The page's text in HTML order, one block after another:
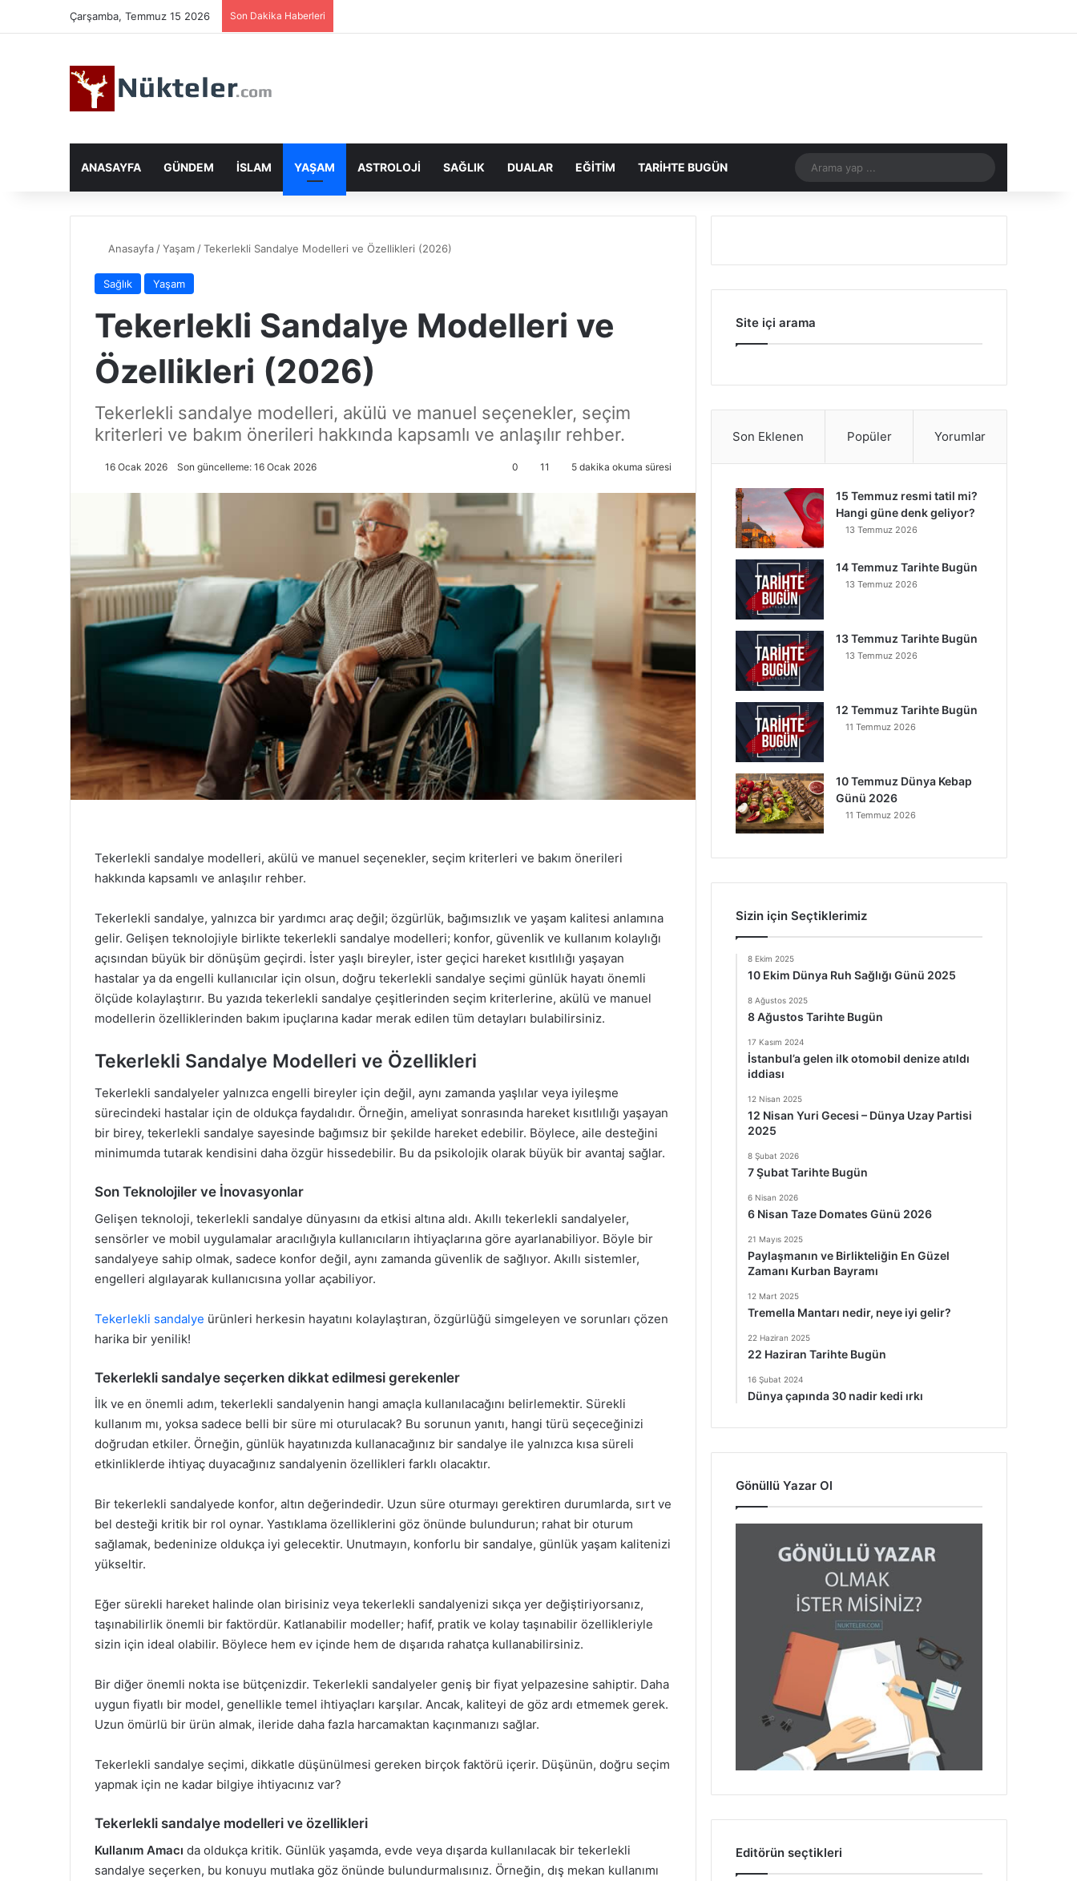
Çarşamba, Temmuz 15 2026 Son Dakika Haberleri
ANASAYFA GÜNDEM İSLAM YAŞAM ASTROLOJI SAĞLIK DUALAR EĞITIM TARIHTE BUGÜN
yap
Anasayfa /Yaşam /Tekerlekli Sandalye Modelleri ve Özellikleri (2026)
Sağlık Yaşam
Tekerlekli Sandalye Modelleri ve
Özellikleri (2026)
Tekerlekli sandalye modelleri, akülü ve manuel seçenekler, seçim
kriterleri ve bakım önerileri hakkında kapsamlı ve anlaşılır rehber.
16 Ocak 2026 Son güncelleme: 16 Ocak 2026 0 11 5 dakika okuma süresi
Tekerlekli sandalye modelleri, akülü ve manuel seçenekler, seçim kriterleri ve bakım önerileri
hakkında kapsamlı ve anlaşılır rehber.
Tekerlekli sandalye, yalnızca bir yardımcı araç değil; özgürlük, bağımsızlık ve yaşam kalitesi anlamına
gelir. Gelişen teknolojiyle birlikte tekerlekli sandalye modelleri; konfor, güvenlik ve kullanım kolaylığı
açısından büyük bir dönüşüm geçirdi. İster yaşlı bireyler, ister geçici hareket kısıtlılığı yaşayan
hastalar ya da engelli kullanıcılar için olsun, doğru tekerlekli sandalye seçimi günlük hayatı önemli
ölçüde kolaylaştırır. Bu yazıda tekerlekli sandalye çeşitlerinden seçim kriterlerine, akülü ve manuel
modellerin özelliklerinden bakım ipuçlarına kadar merak edilen tüm detayları bulabilirsiniz.
Tekerlekli Sandalye Modelleri ve Özellikleri
Tekerlekli sandalyeler yalnızca engelli bireyler için değil, aynı zamanda yaşlılar veya iyileşme
sürecindeki hastalar için de oldukça faydalıdır. Örneğin, ameliyat sonrasında hareket kısıtlılığı yaşayan
bir birey, tekerlekli sandalye sayesinde bağımsız bir şekilde hareket edebilir. Böylece, aile desteğini
minimumda tutarak kendisini daha özgür hissedebilir. Bu da psikolojik olarak büyük bir avantaj sağlar.
Son Teknolojiler ve İnovasyonlar
Gelişen teknoloji, tekerlekli sandalye dünyasını da etkisi altına aldı. Akıllı tekerlekli sandalyeler,
sensörler ve mobil uygulamalar aracılığıyla kullanıcıların ihtiyaçlarına göre ayarlanabiliyor. Böyle bir
sandalyeye sahip olmak, sadece konfor değil, aynı zamanda güvenlik de sağlıyor. Akıllı sistemler,
engelleri algılayarak kullanıcısına yollar açabiliyor.
Tekerlekli sandalye ürünleri herkesin hayatını kolaylaştıran, özgürlüğü simgeleyen ve sorunları çözen
harika bir yenilik!
Tekerlekli sandalye seçerken dikkat edilmesi gerekenler
İlk ve en önemli adım, tekerlekli sandalyenin hangi amaçla kullanılacağını belirlemektir. Sürekli
kullanım mı, yoksa sadece belli bir süre mi oturulacak? Bu sorunun yanıtı, hangi türü seçeceğinizi
doğrudan etkiler. Örneğin, günlük hayatınızda kullanacağınız bir sandalye ile yalnızca kısa süreli
etkinliklerde ihtiyaç duyacağınız sandalyenin özellikleri farklı olacaktır.
Bir tekerlekli sandalyede konfor, altın değerindedir. Uzun süre oturmayı gerektiren durumlarda, sırt ve
bel desteği kritik bir rol oynar. Yastıklama özelliklerini göz önünde bulundurun; rahat bir oturum
sağlamak, bedeninize oldukça iyi gelecektir. Unutmayın, konforlu bir sandalye, günlük yaşam kalitenizi
yükseltir.
Eğer sürekli hareket halinde olan birisiniz veya tekerlekli sandalyenizi sıkça yer değiştiriyorsanız,
taşınabilirlik önemli bir faktördür. Katlanabilir modeller; hafif, pratik ve kolay taşınabilir özellikleriyle
sizin için ideal olabilir. Böylece hem ev içinde hem de dışarıda rahatça kullanabilirsiniz.
Bir diğer önemli nokta ise bütçenizdir. Tekerlekli sandalyeler geniş bir fiyat yelpazesine sahiptir. Daha
uygun fiyatlı bir model, genellikle temel ihtiyaçları karşılar. Ancak, kaliteyi de göz ardı etmemek gerek.
Uzun ömürlü bir ürün almak, ileride daha fazla harcamaktan kaçınmanızı sağlar.
Tekerlekli sandalye seçimi, dikkatle düşünülmesi gereken birçok faktörü içerir. Düşünün, doğru seçim
yapmak için ne kadar bilgiye ihtiyacınız var?
Tekerlekli sandalye modelleri ve özellikleri
Kullanım Amacı da oldukça kritik. Günlük yaşamda, evde veya dışarda kullanılacak bir tekerlekli
sandalye seçerken, bu konuyu mutlaka göz önünde bulundurmalısınız. Örneğin, dış mekan kullanımı
Site içi arama
Son Eklenen Popüler Yorumlar
15 Temmuz resmi tatil mi?
Hangi güne denk geliyor?
13 Temmuz 2026
14 Temmuz Tarihte Bugün
13 Temmuz 2026
13 Temmuz Tarihte Bugün
13 Temmuz 2026
12 Temmuz Tarihte Bugün
11 Temmuz 2026
10 Temmuz Dünya Kebap
Günü 2026
11 Temmuz 2026
Sizin için Seçtiklerimiz
8 Ekim 2025
10 Ekim Dünya Ruh Sağlığı Günü 2025
8 Ağustos 2025
8 Ağustos Tarihte Bugün
17 Kasım 2024
İstanbul’a gelen ilk otomobil denize atıldı
iddiası
12 Nisan 2025
12 Nisan Yuri Gecesi – Dünya Uzay Partisi
2025
8 Şubat 2026
7 Şubat Tarihte Bugün
6 Nisan 2026
6 Nisan Taze Domates Günü 2026
21 Mayıs 2025
Paylaşmanın ve Birlikteliğin En Güzel
Zamanı Kurban Bayramı
12 Mart 2025
Tremella Mantarı nedir, neye iyi gelir?
22 Haziran 2025
22 Haziran Tarihte Bugün
16 Şubat 2024
Dünya çapında 30 nadir kedi ırkı
Gönüllü Yazar Ol
Editörün seçtikleri